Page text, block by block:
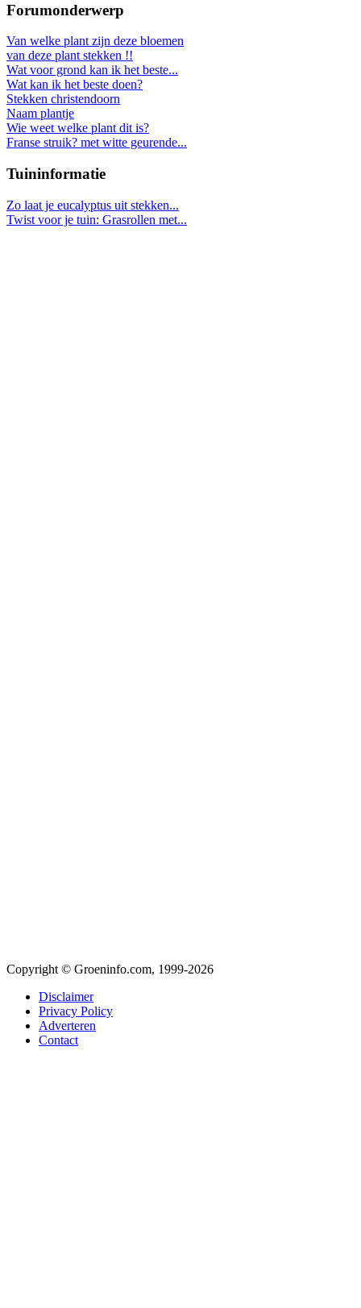
Forumonderwerp
Van welke plant zijn deze bloemen
van deze plant stekken !!
Wat voor grond kan ik het beste...
Wat kan ik het beste doen?
Stekken christendoorn
Naam plantje
Wie weet welke plant dit is?
Franse struik? met witte geurende...
Tuininformatie
Zo laat je eucalyptus uit stekken...
Twist voor je tuin: Grasrollen met...
Copyright © Groeninfo.com, 1999-2026
Disclaimer
Privacy Policy
Adverteren
Contact